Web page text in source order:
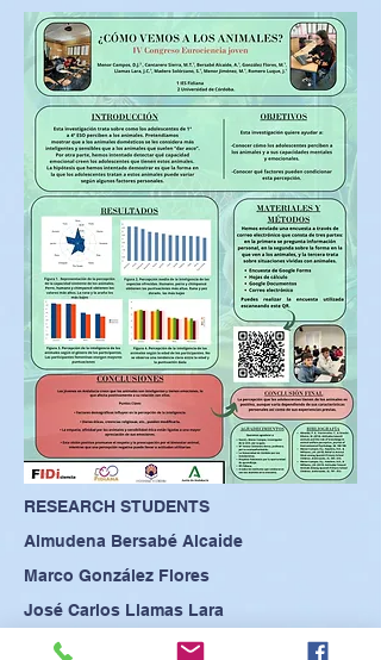
RESEARCH STUDENTS
Almudena Bersabé Alcaide
Marco González Flores
José Carlos Llamas Lara
Sergio Madero Solórzano